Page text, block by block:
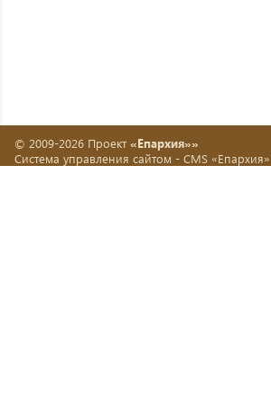
© 2009-2026 Проект «Епархия»»
Система управления сайтом - CMS «Епархия»